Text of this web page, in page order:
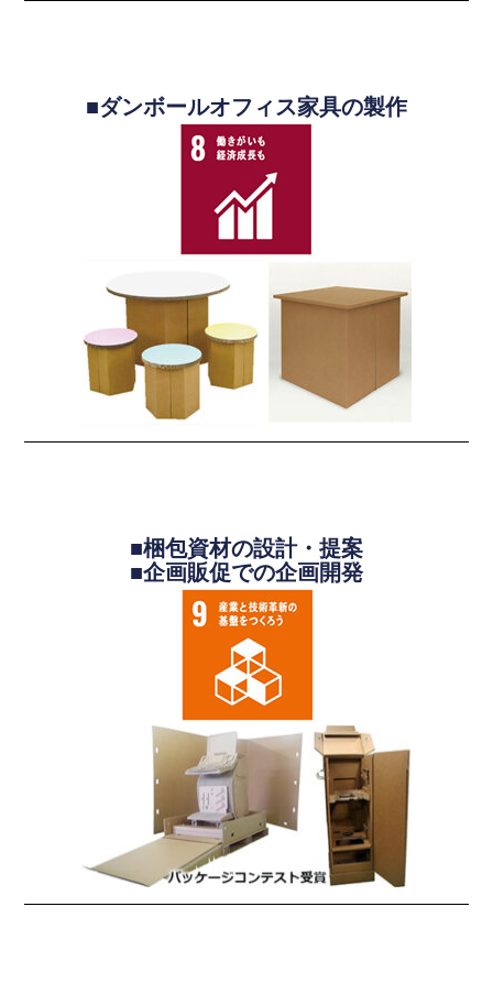
■ダンボールオフィス家具の製作
■梱包資材の設計・提案
■企画販促での企画開発